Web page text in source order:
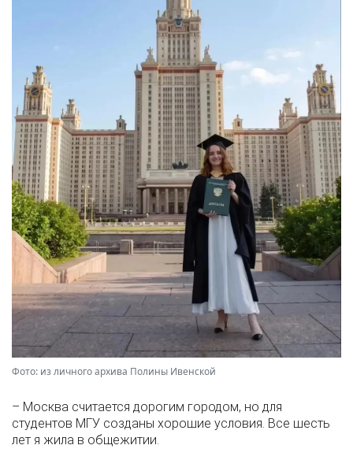
Фото: из личного архива Полины Ивенской
– Москва считается дорогим городом, но для
студентов МГУ созданы хорошие условия. Все шесть
лет я жила в общежитии.